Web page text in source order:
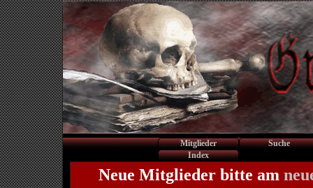
Mitglieder
Suche
Index
Neue Mitglieder bitte am